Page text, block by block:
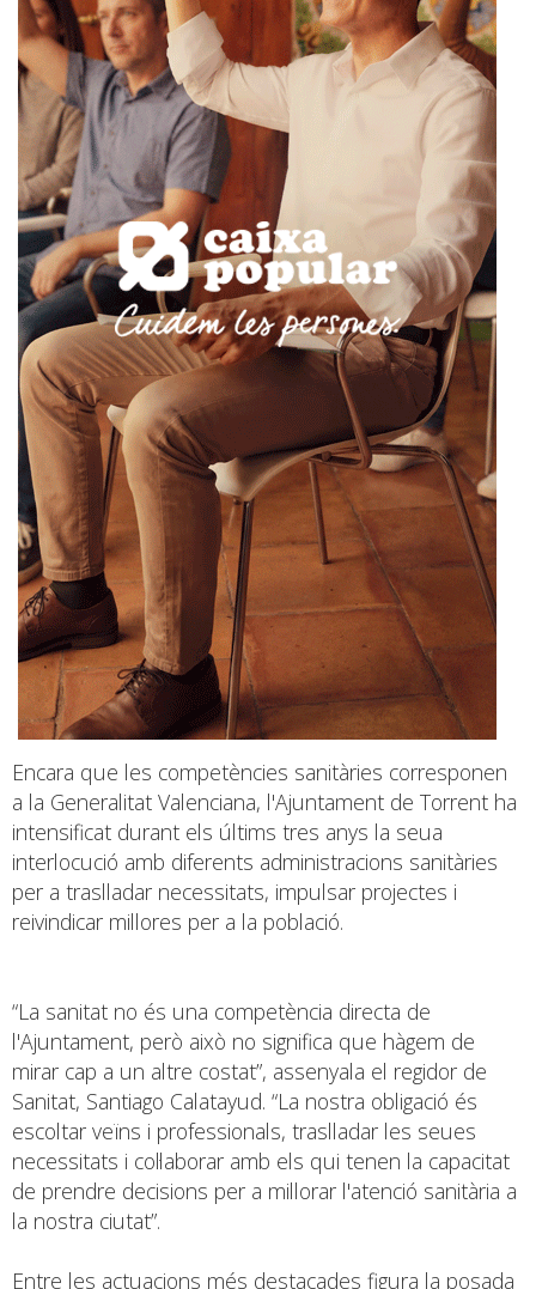
Encara que les competències sanitàries corresponen
a la Generalitat Valenciana, l'Ajuntament de Torrent ha
intensificat durant els últims tres anys la seua
interlocució amb diferents administracions sanitàries
per a traslladar necessitats, impulsar projectes i
reivindicar millores per a la població.
“La sanitat no és una competència directa de
l'Ajuntament, però això no significa que hàgem de
mirar cap a un altre costat”, assenyala el regidor de
Sanitat, Santiago Calatayud. “La nostra obligació és
escoltar veïns i professionals, traslladar les seues
necessitats i col·laborar amb els qui tenen la capacitat
de prendre decisions per a millorar l'atenció sanitària a
la nostra ciutat”.
Entre les actuacions més destacades figura la posada